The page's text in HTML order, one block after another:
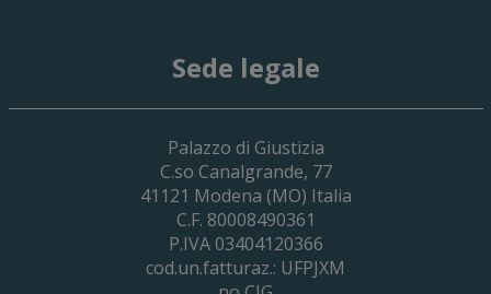
29 Giugno 2026
Cassa Forense – Elezioni Dei Delegati
2030
Sede legale
Palazzo di Giustizia
C.so Canalgrande, 77
41121 Modena (MO) Italia
C.F. 80008490361
P.IVA 03404120366
cod.un.fatturaz.: UFPJXM